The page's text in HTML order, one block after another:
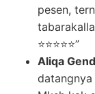
pesen,
⭐️⭐️⭐️⭐️⭐️”
Aliqa